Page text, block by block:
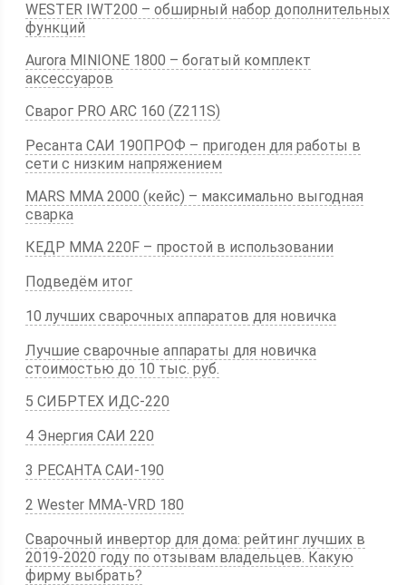
WESTER IWT200 – обширный набор дополнительных
функций
Aurora MINIONE 1800 – богатый комплект
аксессуаров
Сварог PRO ARC 160 (Z211S)
Ресанта САИ 190ПРОФ – пригоден для работы в
сети с низким напряжением
MARS MMA 2000 (кейс) – максимально выгодная
сварка
КЕДР MMA 220F – простой в использовании
Подведём итог
10 лучших сварочных аппаратов для новичка
Лучшие сварочные аппараты для новичка
стоимостью до 10 тыс. руб.
5 СИБРТЕХ ИДС-220
4 Энергия САИ 220
3 РЕСАНТА САИ-190
2 Wester MMA-VRD 180
Сварочный инвертор для дома: рейтинг лучших в
2019-2020 году по отзывам владельцев. Какую
фирму выбрать?